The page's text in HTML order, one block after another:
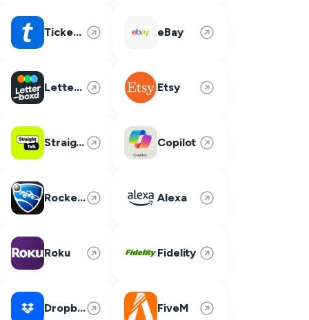
Ticketmaster eBay
Letterboxd Etsy
Straight Talk Copilot
Rocket League Alexa
Roku Fidelity
Dropbox FiveM